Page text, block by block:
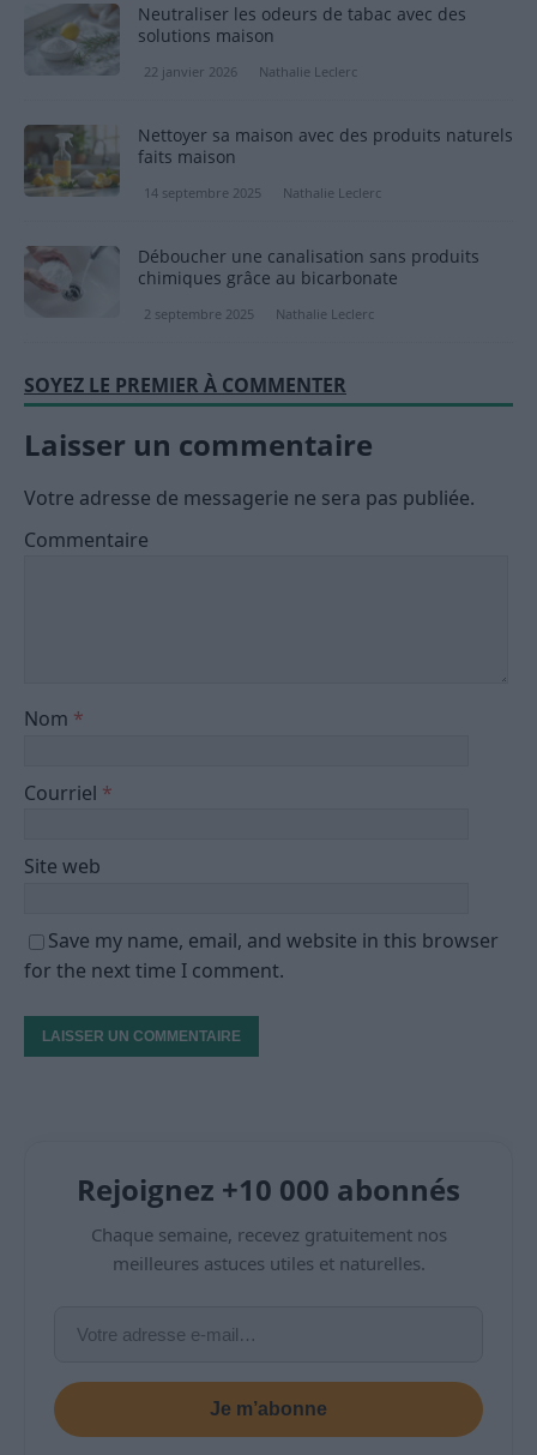
Neutraliser les odeurs de tabac avec des
solutions maison
22 janvier 2026 Nathalie Leclerc
Nettoyer sa maison avec des produits naturels
faits maison
14 septembre 2025 Nathalie Leclerc
Déboucher une canalisation sans produits
chimiques grâce au bicarbonate
2 septembre 2025 Nathalie Leclerc
SOYEZ LE PREMIER À COMMENTER
Laisser un commentaire
Votre adresse de messagerie ne sera pas publiée.
Commentaire
Nom *
Courriel *
Site web
Save my name, email, and website in this browser
for the next time I comment.
Rejoignez +10 000 abonnés
Chaque semaine, recevez gratuitement nos
meilleures astuces utiles et naturelles.
Je m’abonne